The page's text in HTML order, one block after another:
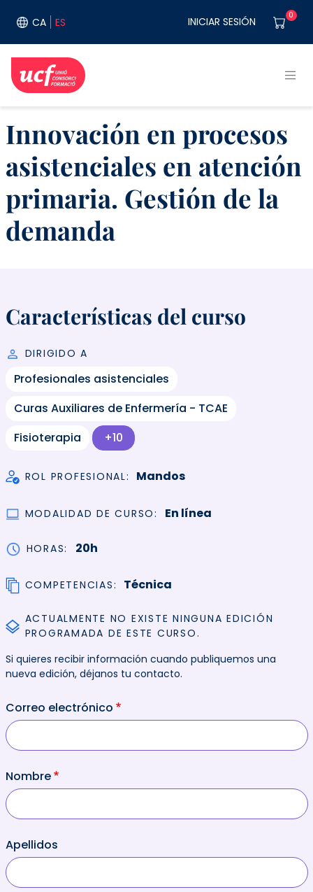
CA ES User
INICIAR SESIÓN 0
Innovación en procesos
asistenciales en atención
primaria. Gestión de la
demanda
Características del curso
DIRIGIDO A
Profesionales asistenciales
Curas Auxiliares de Enfermería - TCAE
Fisioterapia
+10
ROL PROFESIONAL Mandos
MODALIDAD DE CURSO En línea
HORAS 20h
COMPETENCIAS Técnica
ACTUALMENTE NO EXISTE NINGUNA EDICIÓN
PROGRAMADA DE ESTE CURSO.
Si quieres recibir información cuando publiquemos una
nueva edición, déjanos tu contacto.
Correo electrónico
Nombre
Apellidos